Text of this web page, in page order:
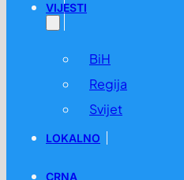
VIJESTI
BiH
Regija
Svijet
LOKALNO
CRNA